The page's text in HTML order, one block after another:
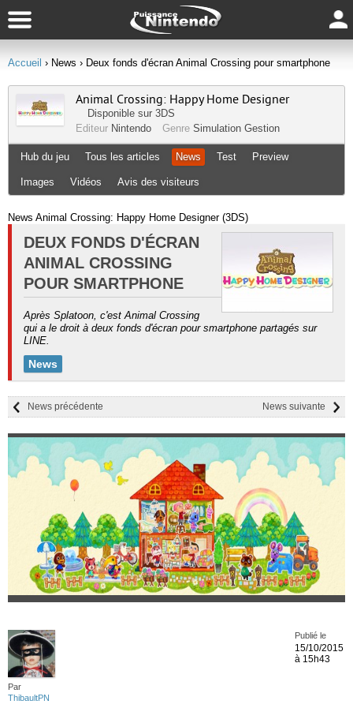
Accueil › News › Deux fonds d'écran Animal Crossing pour smartphone
Animal Crossing: Happy Home Designer
Disponible sur 3DS
Editeur Nintendo Genre Simulation Gestion
Hub du jeu Tous les articles News Test Preview
Images Vidéos Avis des visiteurs
News Animal Crossing: Happy Home Designer (3DS)
DEUX FONDS D'ÉCRAN
ANIMAL CROSSING
POUR SMARTPHONE
Après Splatoon, c'est Animal Crossing
qui a le droit à deux fonds d'écran pour smartphone partagés sur
LINE.
News
News suivante
News précédente
Par
ThibaultPN
Publié le
15/10/2015
à 15h43